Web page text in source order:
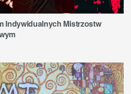
Indywidualnych Mistrzostw